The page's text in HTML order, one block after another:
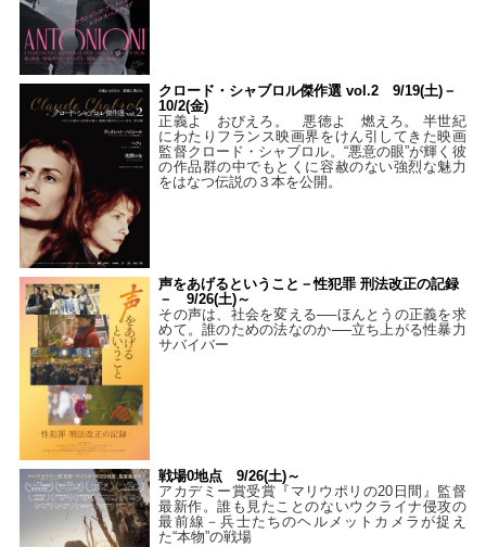
クロード・シャブロル傑作選 vol.2 9/19(土)－
10/2(金)
正義よ おびえろ。 悪徳よ 燃えろ。 半世紀
にわたりフランス映画界をけん引してきた映画
監督クロード・シャブロル。“悪意の眼”が輝く彼
の作品群の中でもとくに容赦のない強烈な魅力
をはなつ伝説の３本を公開。
声をあげるということ－性犯罪 刑法改正の記録
－ 9/26(土)～
その声は、社会を変える──ほんとうの正義を求
めて。誰のための法なのか──立ち上がる性暴力
サバイバー
戦場0地点 9/26(土)～
アカデミー賞受賞『マリウポリの20日間』監督
最新作。誰も見たことのないウクライナ侵攻の
最前線－兵士たちのヘルメットカメラが捉え
た“本物”の戦場